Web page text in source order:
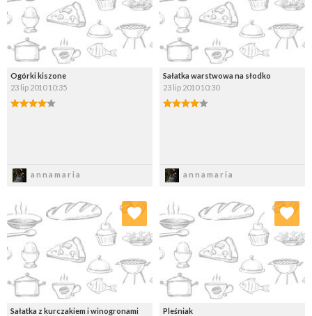
Ogórki kiszone
23 lip 2010 10:35
annamaria
Sałatka warstwowa na słodko
23 lip 2010 10:30
annamaria
Sałatka z kurczakiem i winogronami
Dodaj do ulubionych
Wybierz listę:
Pleśniak
Dodaj do ulubionych
Wybierz listę: